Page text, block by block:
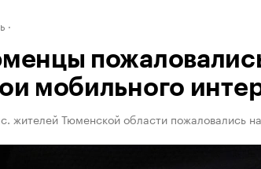
мобильного
жителей Тюменской области пожаловались